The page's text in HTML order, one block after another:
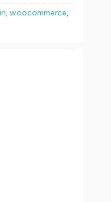
, woocommerce,